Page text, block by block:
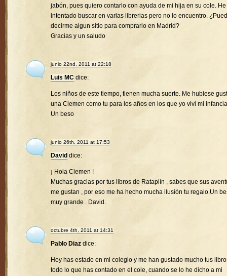
jabón, pues quiero contarlo con ayuda de mi hija en su cole. He
intentado buscar en varias librerias pero no lo encuentro.
decirme algun sitio para comprarlo en Madrid?
Gracias y un saludo
junio 22nd, 2011 at 22:18
Luis MC dice:
Los niños de este tiempo, tienen mucha suerte. Me hubiese
una Clemen como tu para los años en los que yo vivi mi
Un beso
junio 26th, 2011 at 17:53
David dice:
¡ Hola Clemen !
Muchas gracias por tus libros de Rataplín , sabes que sus
me gustan , por eso me ha hecho mucha ilusión tu regalo.Un
muy grande . David.
octubre 4th, 2011 at 14:31
Pablo Diaz dice:
Hoy has estado en mi colegio y me han gustado mucho tus
todo lo que has contado en el cole, cuando se lo he dicho a mi